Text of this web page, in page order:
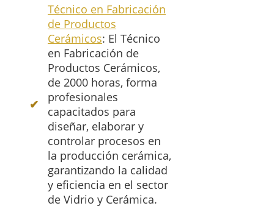
Técnico en Fabricación
de Productos
Cerámicos: El Técnico
en Fabricación de
Productos Cerámicos,
de 2000 horas, forma
profesionales
capacitados para
diseñar, elaborar y
controlar procesos en
la producción cerámica,
garantizando la calidad
y eficiencia en el sector
de Vidrio y Cerámica.